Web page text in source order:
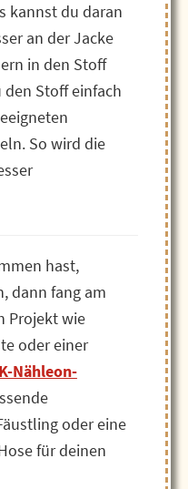
kannst du daran
an der Jacke
in den Stoff
Stoff einfach
So wird die
hast,
dann fang am
Projekt wie
oder einer
K-Nähleon-
oder eine
für deinen